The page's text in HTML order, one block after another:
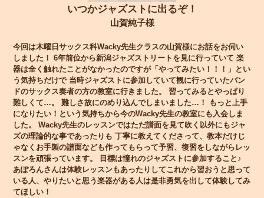
いつかジャズストに出るぞ！
山賀純子様
今回は木曜日サックス科Wacky先生クラスの山賀様にお話をお伺い
しました！ 6年前位から新潟ジャズストリートを見に行っていて 楽
器は全く触れたことがなかったのですが「やってみたい！！！」とい
う気持ちだけで 当時ジャズストに参加していて観に行っていたバン
ドのサックス奏者の方の教室に行きました。 習ってみるとやっぱり
難しくて…。 難しさ故にのめり込んでしまいました…！ もっと上手
になりたい！という気持ちから今のWacky先生の教室にも入会しま
した。 Wacky先生のレッスンではただ譜面を見て吹く以外にもジャ
ズの理論的な事であったりも 丁寧に教えてくださって、教本だけじ
ゃなくお手製の譜面なども作ってもらって予習、復習をしながらレッ
スンを頑張っています。 目標は憧れのジャズストに参加すること♪
あぽろんさんは体験レッスンもあったりしてこれから習おうと思って
いる人、やりたいと思う楽器がある人は是非勇気を出して体験してみ
てほしい！